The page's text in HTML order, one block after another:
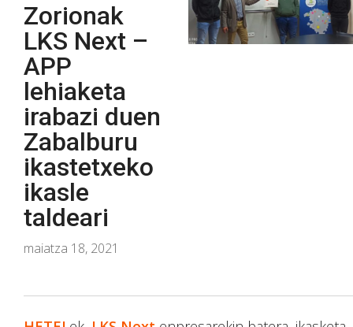
Zorionak
LKS Next –
APP
lehiaketa
irabazi duen
Zabalburu
ikastetxeko
ikasle
taldeari
maiatza 18, 2021